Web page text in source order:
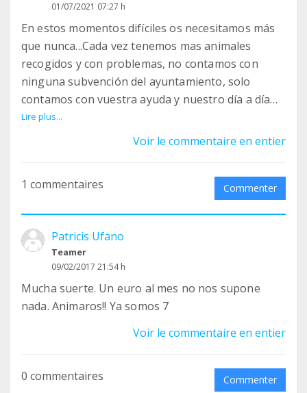
01/07/2021 07:27 h
En estos momentos difíciles os necesitamos más
que nunca...Cada vez tenemos mas animales
recogidos y con problemas, no contamos con
ninguna subvención del ayuntamiento, solo
contamos con vuestra ayuda y nuestro día a día
que no es otro más que dedicarlo a ellos que tanto
lo necesitan. Cualquier ayuda es bienvenida sobre
Lire plus...
Voir le commentaire en entier
1 commentaires Commenter
Patricis Ufano
Teamer
09/02/2017 21:54 h
Mucha suerte. Un euro al mes no nos supone
nada. Animaros!! Ya somos 7
Voir le commentaire en entier
0 commentaires Commenter